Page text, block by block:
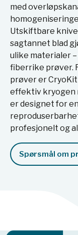
med
Utskiftbare
sagtannet blad
ulike materialer
fiberrike prøver.
prøver er
effektiv kryogen
er designet for
profesjonelt og
Spørsmål om